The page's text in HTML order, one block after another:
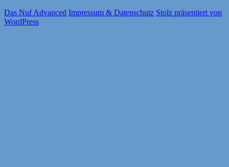
Das Nuf Advanced Impressum & Datenschutz Stolz präsentiert von
WordPress